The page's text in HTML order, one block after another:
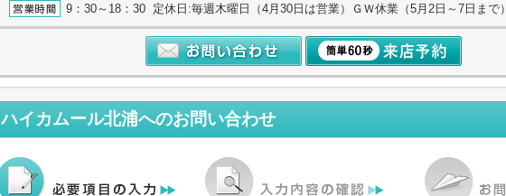
9：30～18：30 定休日:毎週木曜日（4月30日は営業）ＧＷ休業（5月2日～7日まで）
ハイカムール北浦へのお問い合わせ